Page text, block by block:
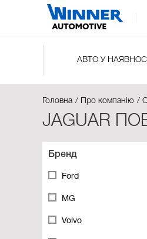
АВТО У
Головна Про компанію
JAGUAR
Бренд
Ford
MG
Volvo